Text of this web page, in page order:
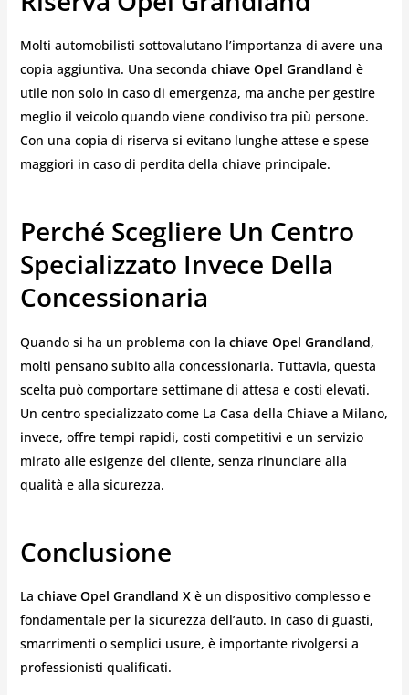
Molti automobilisti sottovalutano l’importanza di avere una
copia aggiuntiva. Una seconda chiave Opel Grandland è
utile non solo in caso di emergenza, ma anche per gestire
meglio il veicolo quando viene condiviso tra più persone.
Con una copia di riserva si evitano lunghe attese e spese
maggiori in caso di perdita della chiave principale.
Perché Scegliere Un Centro
Specializzato Invece Della
Concessionaria
Quando si ha un problema con la chiave Opel Grandland,
molti pensano subito alla concessionaria. Tuttavia, questa
scelta può comportare settimane di attesa e costi elevati.
Un centro specializzato come La Casa della Chiave a Milano,
invece, offre tempi rapidi, costi competitivi e un servizio
mirato alle esigenze del cliente, senza rinunciare alla
qualità e alla sicurezza.
Conclusione
La chiave Opel Grandland Xè un dispositivo complesso e
fondamentale per la sicurezza dell’auto. In caso di guasti,
smarrimenti o semplici usure, è importante rivolgersi a
professionisti qualificati.